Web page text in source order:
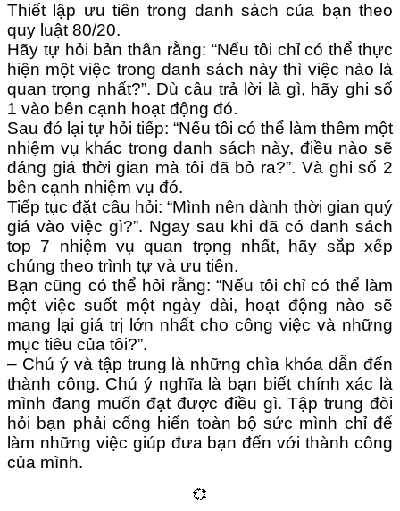
Thiết lập ưu tiên trong danh sách của bạn theo
quy luật 80/20.
Hãy tự hỏi bản thân rằng: “Nếu tôi chỉ có thể thực
hiện một việc trong danh sách này thì việc nào là
quan trọng nhất?”. Dù câu trả lời là gì, hãy ghi số
1 vào bên cạnh hoạt động đó.
Sau đó lại tự hỏi tiếp: “Nếu tôi có thể làm thêm một
nhiệm vụ khác trong danh sách này, điều nào sẽ
đáng giá thời gian mà tôi đã bỏ ra?”. Và ghi số 2
bên cạnh nhiệm vụ đó.
Tiếp tục đặt câu hỏi: “Mình nên dành thời gian quý
giá vào việc gì?”. Ngay sau khi đã có danh sách
top 7 nhiệm vụ quan trọng nhất, hãy sắp xếp
chúng theo trình tự và ưu tiên.
Bạn cũng có thể hỏi rằng: “Nếu tôi chỉ có thể làm
một việc suốt một ngày dài, hoạt động nào sẽ
mang lại giá trị lớn nhất cho công việc và những
mục tiêu của tôi?”.
– Chú ý và tập trung là những chìa khóa dẫn đến
thành công. Chú ý nghĩa là bạn biết chính xác là
mình đang muốn đạt được điều gì. Tập trung đòi
hỏi bạn phải cống hiến toàn bộ sức mình chỉ để
làm những việc giúp đưa bạn đến với thành công
của mình.
💞